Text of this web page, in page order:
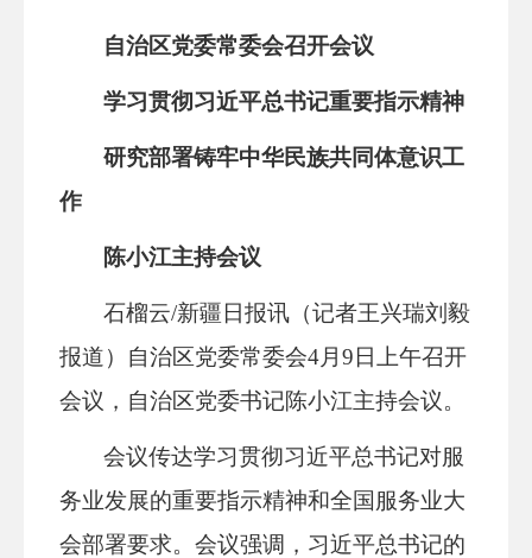
自治区党委常委会召开会议
学习贯彻习近平总书记重要指示精神
研究部署铸牢中华民族共同体意识工
作
陈小江主持会议
石榴云/新疆日报讯（记者王兴瑞刘毅
报道）自治区党委常委会4月9日上午召开
会议，自治区党委书记陈小江主持会议。
会议传达学习贯彻习近平总书记对服
务业发展的重要指示精神和全国服务业大
会部署要求。会议强调，习近平总书记的